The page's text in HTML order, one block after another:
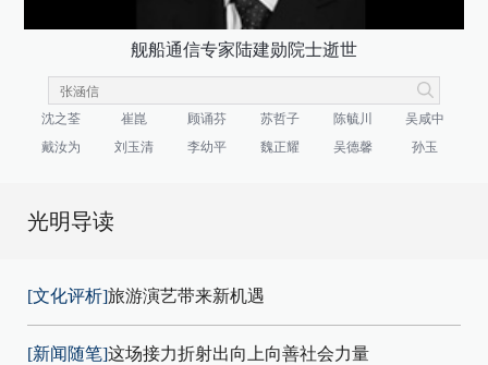
舰船通信专家陆建勋院士逝世
沈之荃 崔崑 顾诵芬 苏哲子 陈毓川
吴咸中
戴汝为
刘玉清 李幼平 魏正耀 吴德馨 孙玉
光明导读
[文化评析]旅游演艺带来新机遇
[新闻随笔]这场接力折射出向上向善社会力量